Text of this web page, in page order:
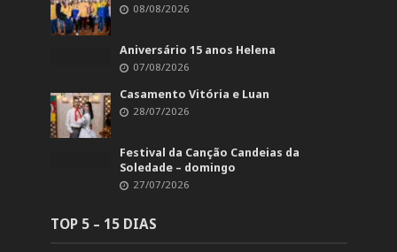
08/08/2026
Aniversário 15 anos Helena
07/08/2026
Casamento Vitória e Luan
28/07/2026
Festival da Canção Candeias da
Soledade – domingo
27/07/2026
TOP 5 – 15 DIAS